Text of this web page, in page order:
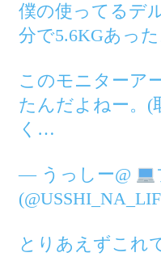
僕の使ってるデ
分で5.6KGあった
このモニターア
たんだよねー。(
く…
— うっしー@
とりあえずこれ